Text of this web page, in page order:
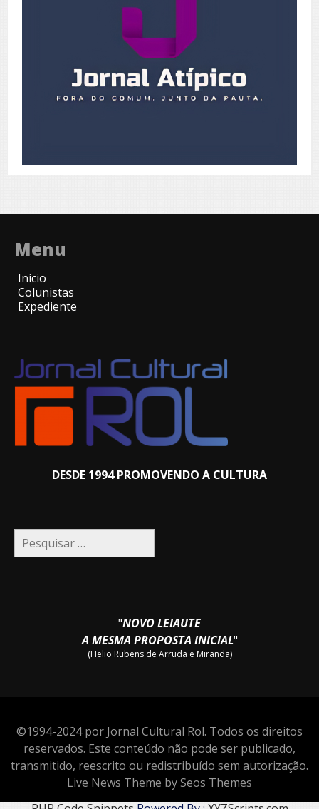
Menu
Início
Colunistas
Expediente
DESDE 1994 PROMOVENDO A CULTURA
Pesquisar
por:
"NOVO LEIAUTE
A MESMA PROPOSTA INICIAL"
(Helio Rubens de Arruda e Miranda)
©1994-2024 por Jornal Cultural Rol. Todos os direitos
reservados. Este conteúdo não pode ser publicado,
transmitido, reescrito ou redistribuído sem autorização.
Live News Theme by Seos Themes